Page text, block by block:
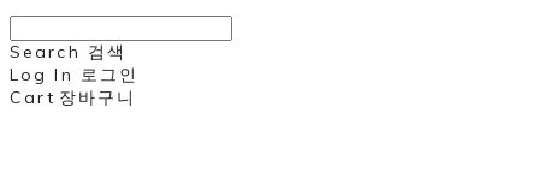
Search 검색
Log In 로그인
Cart 장바구니